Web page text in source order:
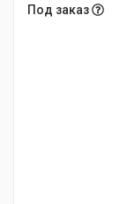
Под заказ